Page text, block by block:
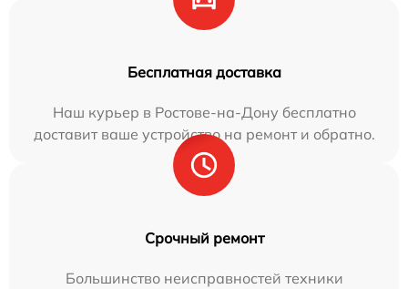
Бесплатная доставка
Наш курьер в Ростове-на-Дону бесплатно
доставит ваше устройство на ремонт и обратно.
Срочный ремонт
Большинство неисправностей техники